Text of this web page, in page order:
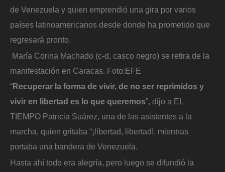
de Venezuela y quien emprendió una gira por varios
países latinoamericanos desde donde ha prometido que
regresará pronto.
María Corina Machado (c-d, casco negro) se retira de la
manifestación en Caracas. Foto:EFE
“Recuperar la forma de vivir, de no ser reprimidos y
vivir en libertad es lo que queremos”, dijo a EL
TIEMPO Patricia Suárez, una de las asistentes a la
marcha, quien gritaba “¡libertad, libertad!, mientras
portaba una bandera de Venezuela.
Hasta ahí todo era alegría, pero luego se difundió la